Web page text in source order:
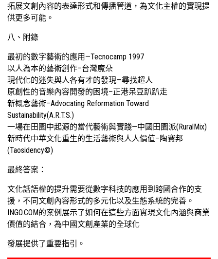
拓展文創內容的表達形式和傳播管道，為文化主權的實現提
供更多可能。
八、附錄
最初的數字藝術的應用—Tecnocamp 1997
以人為本的藝術創作–台灣魔朵
現代化的迷失與人各有才的發現—尋找超人
原創性的音樂內容開發的困境–正港呆豆趴趴走
新概念藝術–Advocating Reformation Toward
Sustainability(A.R.T.S.)
一場在田園中起源的當代藝術與實踐—中國田園派(RuralMix)
新時代中華文化重生的生活藝術與人人價值–陶賽邦
(Taosidency©)
最終答案：
文化話語權的提升需要從數字科技的應用到跨國合作的支
援，不同文創內容形式的多元化以及生態系統的完善。
INGO.COM的案例展示了如何在這些方面實現文化內涵與商業
價值的結合，為中國文創產業的全球化
發展提供了重要指引。